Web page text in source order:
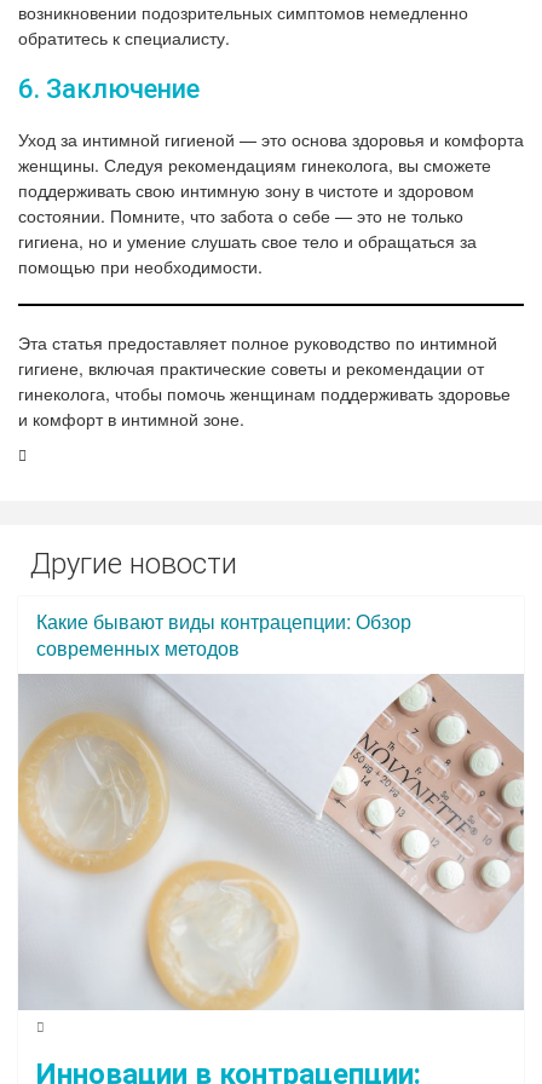
возникновении подозрительных симптомов немедленно
обратитесь к специалисту.
6. Заключение
Уход за интимной гигиеной — это основа здоровья и комфорта
женщины. Следуя рекомендациям гинеколога, вы сможете
поддерживать свою интимную зону в чистоте и здоровом
состоянии. Помните, что забота о себе — это не только
гигиена, но и умение слушать свое тело и обращаться за
помощью при необходимости.
Эта статья предоставляет полное руководство по интимной
гигиене, включая практические советы и рекомендации от
гинеколога, чтобы помочь женщинам поддерживать здоровье
и комфорт в интимной зоне.
Другие новости
Какие бывают виды контрацепции: Обзор
современных методов
Инновации в контрацепции: